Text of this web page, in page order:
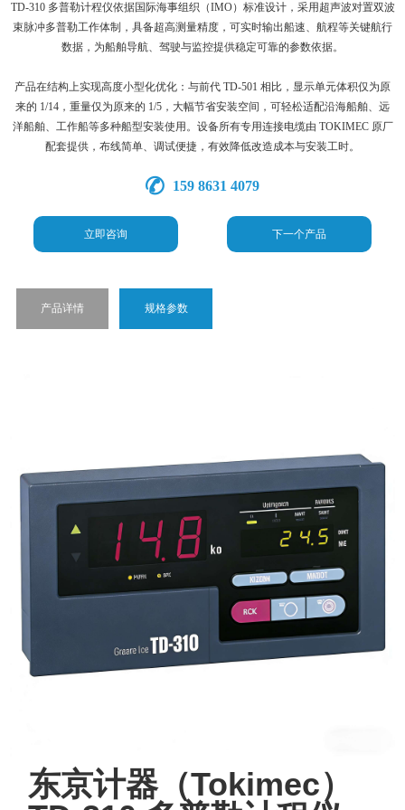
TD‑310 多普勒计程仪依据国际海事组织（IMO）标准设计，采用超声波对置双波
束脉冲多普勒工作体制，具备超高测量精度，可实时输出船速、航程等关键航行
数据，为船舶导航、驾驶与监控提供稳定可靠的参数依据。
产品在结构上实现高度小型化优化：与前代 TD‑501 相比，显示单元体积仅为原
来的 1/14，重量仅为原来的 1/5，大幅节省安装空间，可轻松适配沿海船舶、远
洋船舶、工作船等多种船型安装使用。设备所有专用连接电缆由 TOKIMEC 原厂
配套提供，布线简单、调试便捷，有效降低改造成本与安装工时。
159 8631 4079
立即咨询 下一个产品
产品详情 规格参数
东京计器（Tokimec）